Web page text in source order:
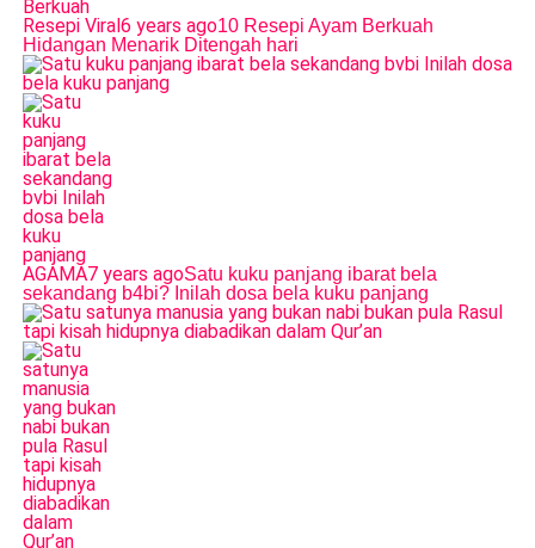
Resepi Viral6 years ago10 Resepi Ayam Berkuah
Hidangan Menarik Ditengah hari
AGAMA7 years agoSatu kuku panjang ibarat bela
sekandang b4bi? Inilah dosa bela kuku panjang